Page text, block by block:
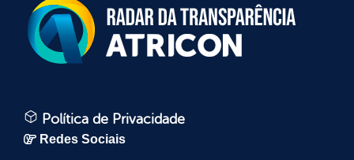
Política de Privacidade
Redes Sociais